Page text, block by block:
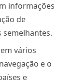
informações
de
semelhantes.
vários
e o
e